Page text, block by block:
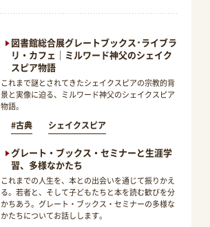
図書館総合展グレートブックス･ライブラ
リ・カフェ｜ミルワード神父のシェイク
スピア物語
これまで謎とされてきたシェイクスピアの宗教的背
景と実像に迫る、ミルワード神父のシェイクスピア
物語。
#古典 シェイクスピア
グレート・ブックス・セミナーと生涯学
習、多様なかたち
これまでの人生を、本との出会いを通じて振りかえ
る。若者と、そして子どもたちと本を読む歓びを分
かちあう。グレート・ブックス・セミナーの多様な
かたちについてお話しします。